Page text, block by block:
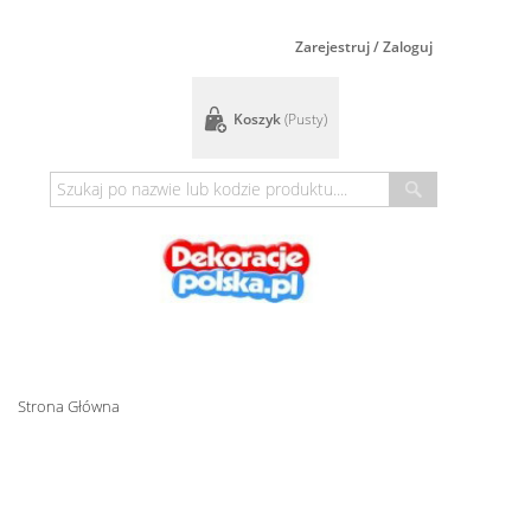
Zarejestruj / Zaloguj
Koszyk(pusty)
Strona Główna